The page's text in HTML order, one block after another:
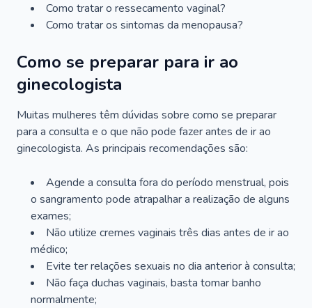
Como tratar o ressecamento vaginal?
Como tratar os sintomas da menopausa?
Como se preparar para ir ao
ginecologista
Muitas mulheres têm dúvidas sobre como se preparar
para a consulta e o que não pode fazer antes de ir ao
ginecologista. As principais recomendações são:
Agende a consulta fora do período menstrual, pois
o sangramento pode atrapalhar a realização de alguns
exames;
Não utilize cremes vaginais três dias antes de ir ao
médico;
Evite ter relações sexuais no dia anterior à consulta;
Não faça duchas vaginais, basta tomar banho
normalmente;